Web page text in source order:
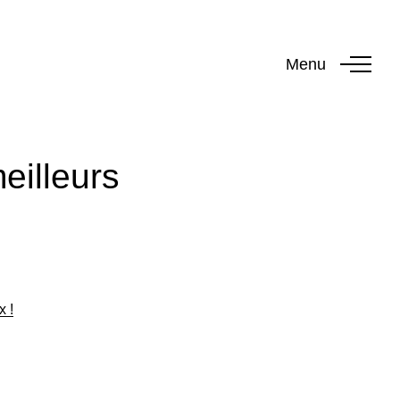
Menu
!